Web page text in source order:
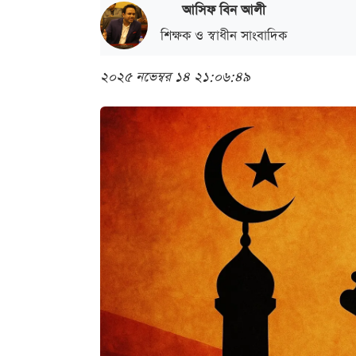
আসিফ বিন আলী
শিক্ষক ও স্বাধীন সাংবাদিক
২০২৫ নভেম্বর ১৪ ২১:০৬:৪৯